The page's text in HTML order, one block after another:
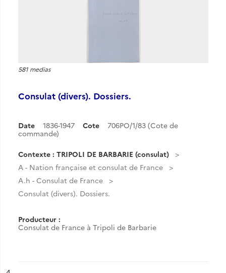
581 medias
Consulat (divers). Dossiers.
Date 1836-1947 Cote
706PO/1/83 (Cote de
commande)
Contexte : TRIPOLI DE BARBARIE (consulat)
A - Nation française et consulat de France
A.h - Consulat de France
Consulat (divers). Dossiers.
Producteur :
Consulat de France à Tripoli de Barbarie